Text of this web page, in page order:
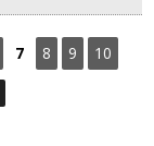
7 8 9
10